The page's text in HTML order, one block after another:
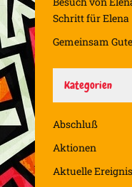
Schritt für Elena
Gemeinsam
Kategorien
Abschluß
Aktionen
Aktuelle